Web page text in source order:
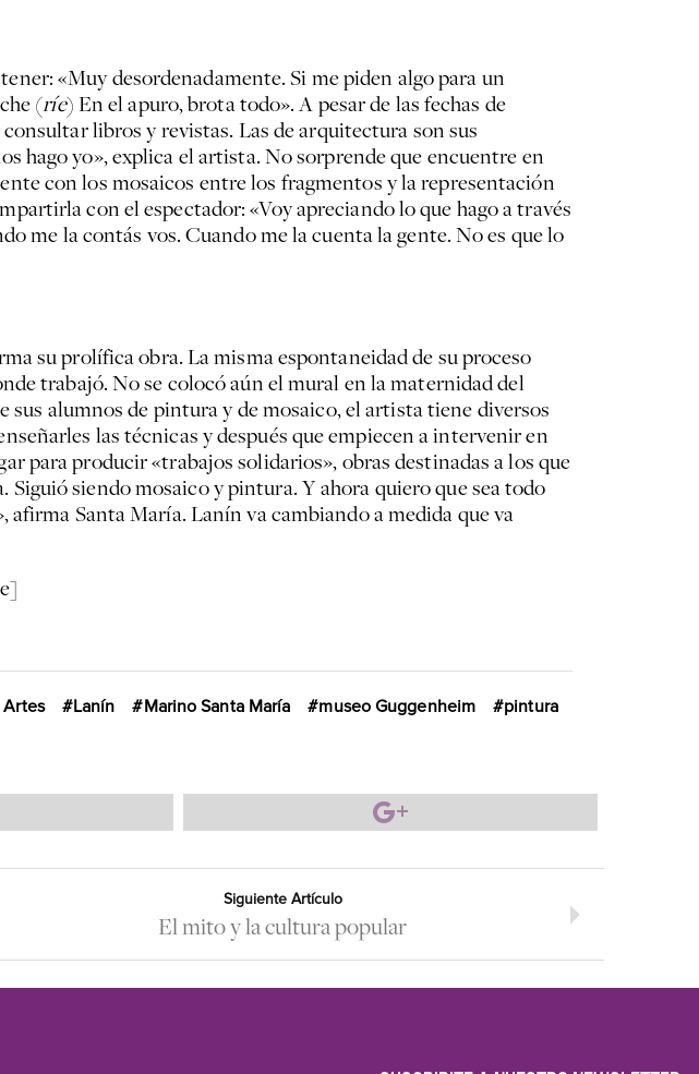
«Muy desordenadamente. Si me piden algo para un
(ríe) En el apuro, brota todo». A pesar de las fechas de
libros y revistas. Las de arquitectura son sus
hago yo», explica el artista. No sorprende que encuentre en
con los mosaicos entre los fragmentos y la representación
con el espectador: «Voy apreciando lo que hago a través
me la contás vos. Cuando me la cuenta la gente. No es que lo
su prolífica obra. La misma espontaneidad de su proceso
trabajó. No se colocó aún el mural en la maternidad del
sus alumnos de pintura y de mosaico, el artista tiene diversos
las técnicas y después que empiecen a intervenir en
para producir «trabajos solidarios», obras destinadas a los que
siendo mosaico y pintura. Y ahora quiero que sea todo
Santa María. Lanín va cambiando a medida que va
Artes Lanín Marino Santa María museo Guggenheim
pintura
Siguiente Artículo
El mito y la cultura popular